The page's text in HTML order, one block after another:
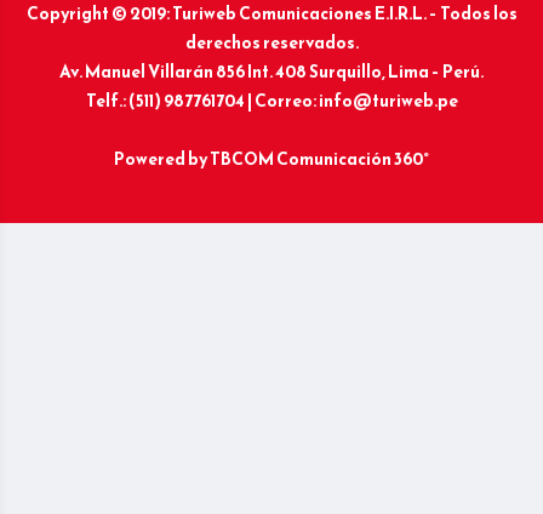
Copyright © 2019: Turiweb Comunicaciones E.I.R.L. – Todos los
derechos reservados.
Av. Manuel Villarán 856 Int. 408 Surquillo, Lima – Perú.
Telf.: (511) 987761704 | Correo: info@turiweb.pe
Powered byTBCOM Comunicación 360°